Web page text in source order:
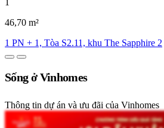
46,70 m²
1 PN + 1, Tòa S2.11, khu The Sapphire 2
Sống ở Vinhomes
Thông tin dự án và ưu đãi của Vinhomes